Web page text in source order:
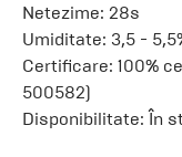
Netezime: 28s
Umiditate: 3,5 -
Certificare: 100%
500582)
Disponibilitate: În